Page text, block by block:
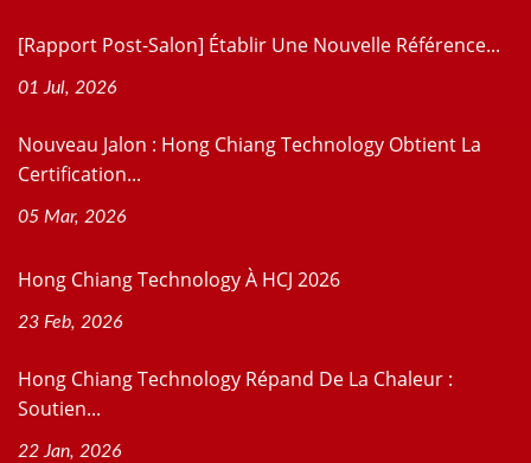
[Rapport Post-Salon] Établir Une Nouvelle Référence...
01 Jul, 2026
Nouveau Jalon : Hong Chiang Technology Obtient La
Certification...
05 Mar, 2026
Hong Chiang Technology À HCJ 2026
23 Feb, 2026
Hong Chiang Technology Répand De La Chaleur :
Soutien...
22 Jan, 2026